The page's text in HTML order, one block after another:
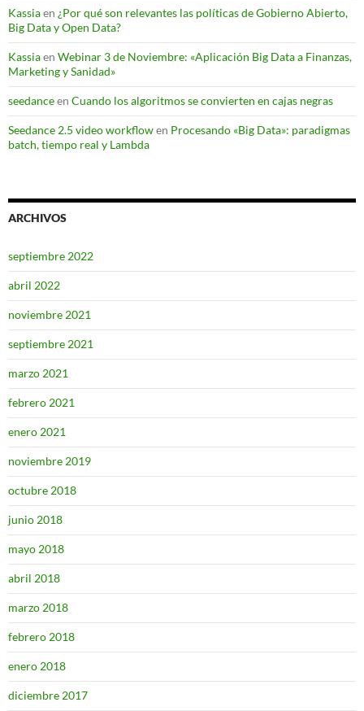
Kassiaen ¿Por qué son relevantes las políticas de Gobierno Abierto,
Big Data y Open Data?
Kassiaen Webinar 3 de Noviembre: «Aplicación Big Data a Finanzas,
Marketing y Sanidad»
seedanceen Cuando los algoritmos se convierten en cajas negras
Seedance 2.5 video workflowen Procesando «Big Data»: paradigmas
batch, tiempo real y Lambda
ARCHIVOS
septiembre 2022
abril 2022
noviembre 2021
septiembre 2021
marzo 2021
febrero 2021
enero 2021
noviembre 2019
octubre 2018
junio 2018
mayo 2018
abril 2018
marzo 2018
febrero 2018
enero 2018
diciembre 2017